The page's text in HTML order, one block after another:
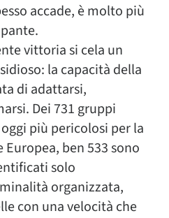
accade, è molto più
vittoria si cela un
la capacità della
di adattarsi,
Dei 731 gruppi
più pericolosi per la
Europea, ben 533 sono
solo
organizzata,
con una velocità che